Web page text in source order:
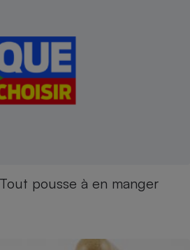
pousse à en manger